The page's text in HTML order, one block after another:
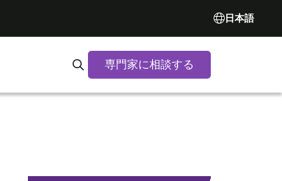
日本語
Search Synopsys.com
専門家に相談する